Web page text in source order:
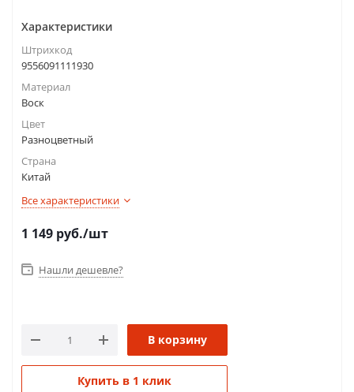
Характеристики
Штрихкод
9556091111930
Материал
Воск
Цвет
Разноцветный
Страна
Китай
Все характеристики
1 149 руб./шт
Нашли дешевле?
В корзину
Купить в 1 клик